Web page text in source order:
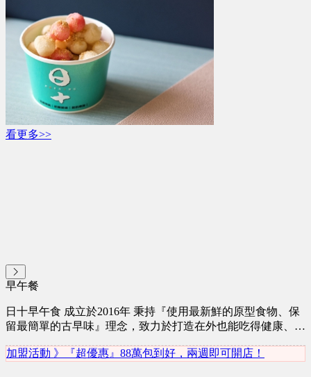
看更多>>
早午餐
日十早午食 成立於2016年 秉持『使用最新鮮的原型食物、保
留最簡單的古早味』理念，致力於打造在外也能吃得健康、無
的使命就是將粉漿蛋餅帶往國際，達到珍珠奶茶在世界上的地
加盟活動 》『超優惠』88萬包到好，兩週即可開店！